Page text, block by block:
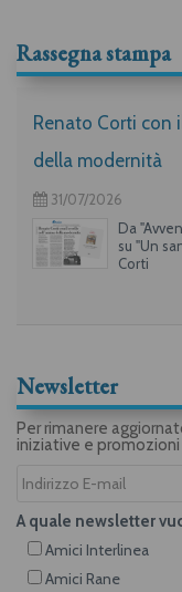
Rassegna stampa
Renato Corti con
della modernità
31/07/2026
Da
su "Un
Corti
Newsletter
Per rimanere
iniziative e promozioni
A quale newsletter
Amici Interlinea
Amici Rane